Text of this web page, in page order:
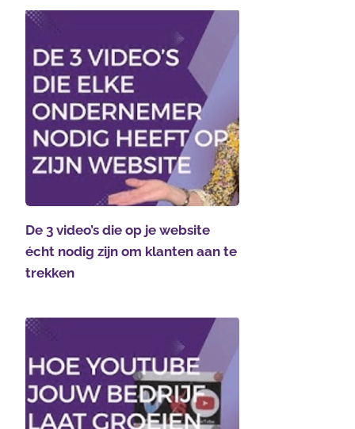
De 3 video’s die op je website
écht nodig zijn om klanten aan te
trekken